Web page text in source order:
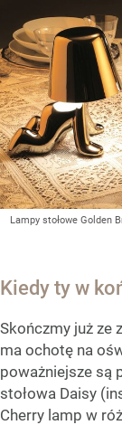
Lampy stołowe Golden
Kiedy ty w
Skończmy już ze
ma ochotę na
poważniejsze są
stołowa Daisy
Cherry lamp w